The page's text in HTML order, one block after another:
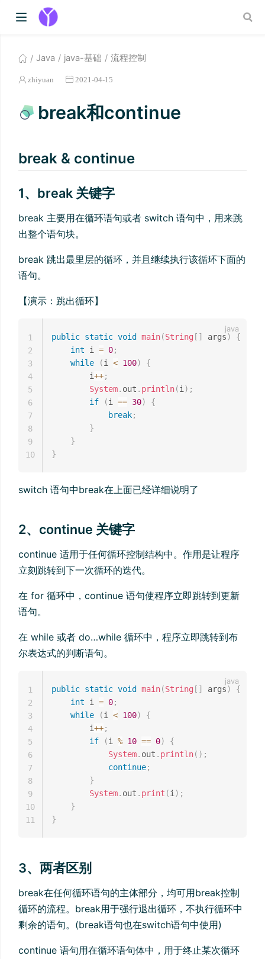
Java java-基础 流程控制
zhiyuan 2021-04-15
break和continue
break & continue
1、break 关键字
break 主要用在循环语句或者 switch 语句中，用来跳
出整个语句块。
break 跳出最里层的循环，并且继续执行该循环下面的
语句。
【演示：跳出循环】
public static void main(String [ ] args)
{
int i = 0;
while
(i < 100)
{
        i
++;
System. out . println(i ) ;
if
(i == 30)
{
break;
}
}
}
1
2
3
4
5
6
7
8
9
10
switch 语句中break在上面已经详细说明了
2、continue 关键字
continue 适用于任何循环控制结构中。作用是让程序
立刻跳转到下一次循环的迭代。
在 for 循环中，continue 语句使程序立即跳转到更新
语句。
在 while 或者 do…while 循环中，程序立即跳转到布
尔表达式的判断语句。
public static void main(String [ ] args)
{
int i = 0;
while
(i < 100)
{
        i
++;
if
(i % 10 == 0)
{
System. out . println( ) ;
continue;
}
System. out . print (i ) ;
}
}
1
2
3
4
5
6
7
8
9
10
11
3、两者区别
break在任何循环语句的主体部分，均可用break控制
循环的流程。break用于强行退出循环，不执行循环中
剩余的语句。(break语句也在switch语句中使用)
continue 语句用在循环语句体中，用于终止某次循环